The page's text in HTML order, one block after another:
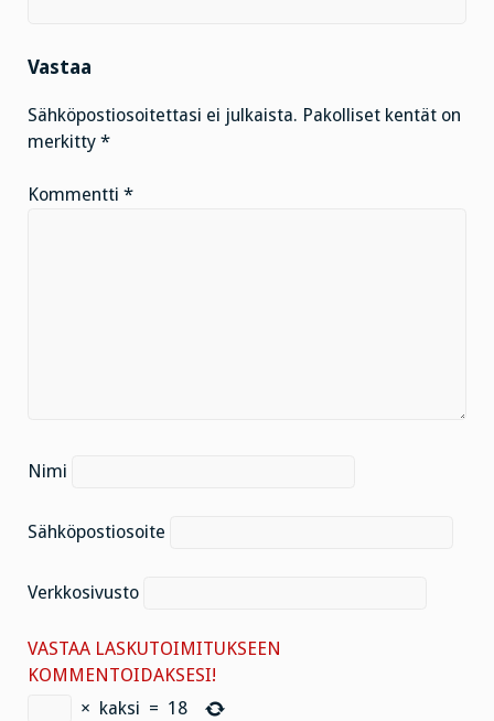
Vastaa
Sähköpostiosoitettasi ei julkaista. Pakolliset kentät on
merkitty *
Kommentti *
Nimi
Sähköpostiosoite
Verkkosivusto
VASTAA LASKUTOIMITUKSEEN
KOMMENTOIDAKSESI!
× kaksi = 18